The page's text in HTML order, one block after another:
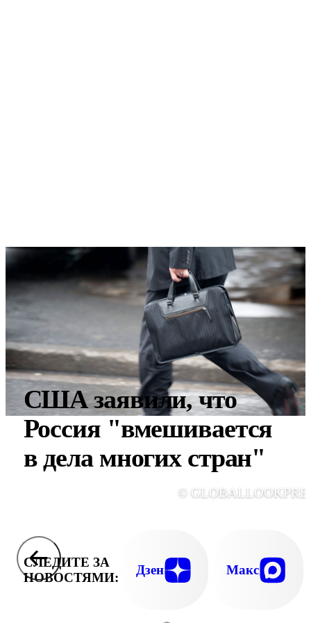
США заявили, что
Россия "вмешивается
в дела многих стран"
©
СЛЕДИТЕ ЗА
НОВОСТЯМИ:
Дзен Макс